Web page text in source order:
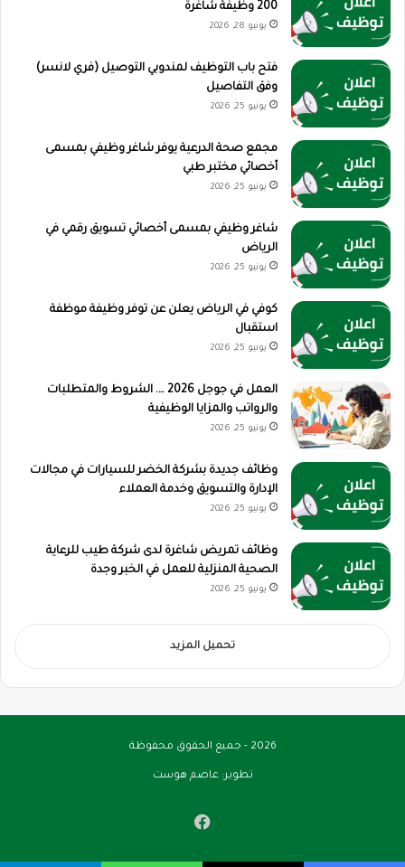
200 وظيفة شاغرة
يونيو 28, 2026
فتح باب التوظيف لمندوبي التوصيل (فري لانسر)
وفق التفاصيل
يونيو 25, 2026
مجمع صحة الدرعية يوفر شاغر وظيفي بمسمى
أخصائي مختبر طبي
يونيو 25, 2026
شاغر وظيفي بمسمى أخصائي تسويق رقمي في
الرياض
يونيو 25, 2026
كوفي في الرياض يعلن عن توفر وظيفة موظفة
استقبال
يونيو 25, 2026
العمل في جوجل 2026 …. الشروط والمتطلبات
والرواتب والمزايا الوظيفية
يونيو 25, 2026
وظائف جديدة بشركة الخضر للسيارات في مجالات
الإدارة والتسويق وخدمة العملاء
يونيو 25, 2026
وظائف تمريض شاغرة لدى شركة طيب للرعاية
الصحية المنزلية للعمل في الخبر وجدة
يونيو 25, 2026
تحميل المزيد
2026 - جميع الحقوق محفوظة
تطوير:عاصم هوست
فيسبوك